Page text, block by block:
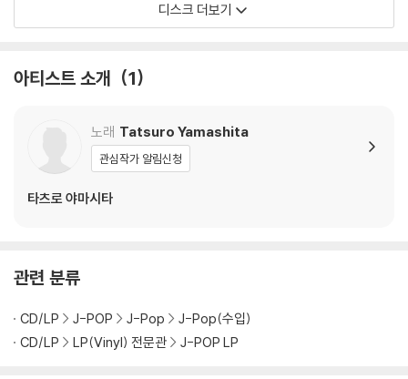
디스크 더보기
아티스트 소개 1
노래 Tatsuro Yamashita
관심작가 알림신청
타츠로 야마시타
관련 분류
CD/LP J-POP J-Pop
J-Pop(수입)
CD/LP
LP(Vinyl) 전문관 J-POP LP